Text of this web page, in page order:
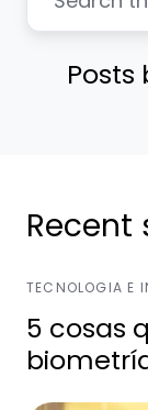
Recent
TECNOLOGIA E
5 cosas